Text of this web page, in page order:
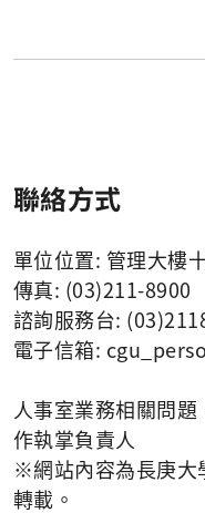
聯絡方式
單位位置: 管理大樓
傳真: (03)211-8900
諮詢服務台:
電子信箱:
人事室業務相關問題
作執掌負責人
※網站內容為長庚大
轉載。